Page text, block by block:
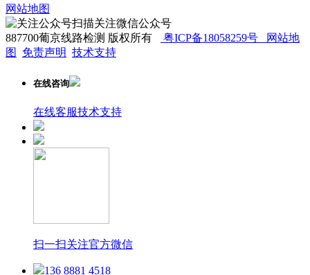
网站地图
扫描关注微信公众号
887700葡京线路检测 版权所有
粤ICP备18058259号
网站地
图
免责声明 技术支持
在线咨询
在线客服技术支持
扫一扫关注官方微信
136 8881 4518